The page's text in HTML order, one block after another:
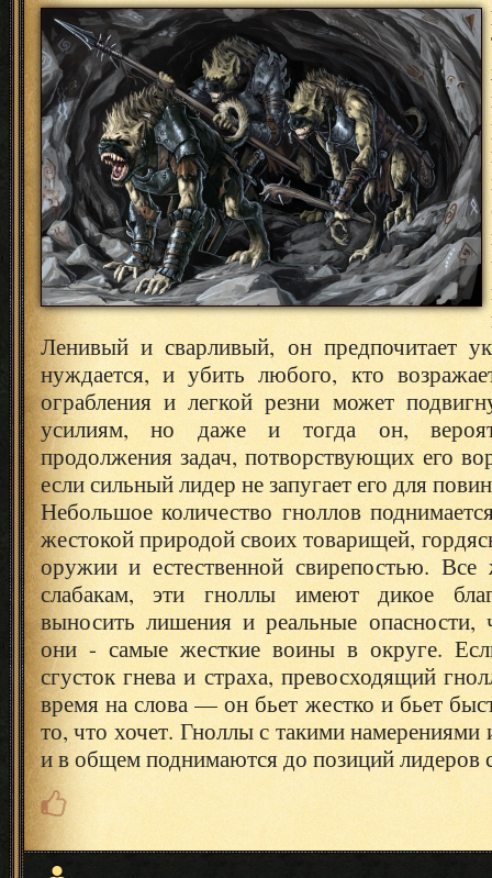
Ленивый и сварливый, он предпочитает
нуждается, и убить любого, кто
ограбления и легкой резни может
усилиям, но даже и тогда он,
продолжения задач, потворствующих его
если сильный лидер не запугает его для
Небольшое количество гноллов
жестокой природой своих товарищей,
оружии и естественной свирепостью.
слабакам, эти гноллы имеют дикое
выносить лишения и реальные опасности,
они - самые жесткие воины в округе.
сгусток гнева и страха, превосходящий
время на слова — он бьет жестко и бьет
то, что хочет. Гноллы с такими
и в общем поднимаются до позиций лидеров